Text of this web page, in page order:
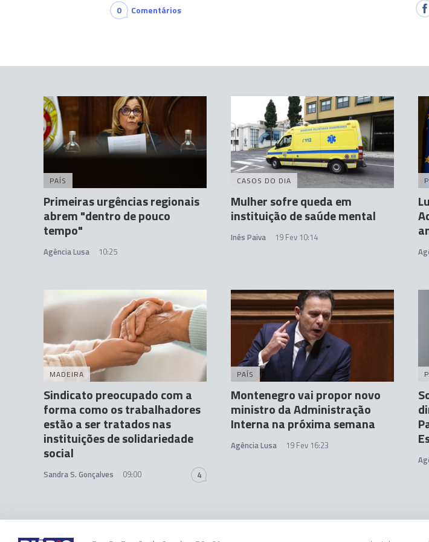
0 Comentários
PAÍS
Primeiras urgências regionais
abrem "dentro de pouco
tempo"
Agência Lusa 10:25
CASOS DO DIA
Mulher sofre queda em
instituição de saúde mental
Inês Paiva 19 Fev 10:14
MADEIRA
Sindicato preocupado com a
forma como os trabalhadores
estão a ser tratados nas
instituições de solidariedade
social
Sandra S. Gonçalves 09:00 4
PAÍS
Montenegro vai propor novo
ministro da Administração
Interna na próxima semana
Agência Lusa 19 Fev 16:23